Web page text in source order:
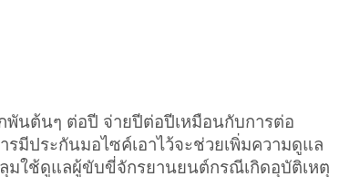
พันต้นๆ ต่อปี จ่ายปีต่อปีเหมือนกับการต่อ
มีประกันมอไซค์เอาไว้จะช่วยเพิ่มความดูแล
มใช้ดูแลผู้ขับขี่จักรยานยนต์กรณีเกิดอุบัติเหตุ